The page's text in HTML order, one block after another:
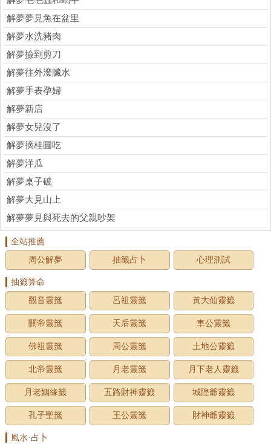
解夢夢見魚在盆里
解夢水洗豬肉
解夢撿到剪刀
解夢往外潑臟水
解夢手表孕婦
解夢新店
解夢女兒沒了
解夢摘桂圓吃
解夢洋瓜
解夢桌子破
解夢大見山上
解夢夢見與死去的父親吵架
全站推薦
周公解夢
抽籤占卜 心理測試
抽籤算命
觀音靈籤
呂祖靈籤 黃大仙靈籤
關帝靈籤 天后靈籤 車公靈籤
佛祖靈籤 周公靈籤 土地公靈籤
北帝靈籤 月老靈籤 月下老人靈籤
月老姻緣籤 五路財神靈籤 城隍爺靈籤
孔子聖籤 王公靈籤 財神爺靈籤
風水·占卜